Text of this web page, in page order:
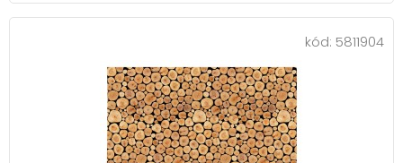
kód: 5811904